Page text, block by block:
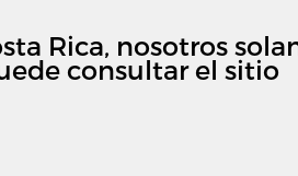
Rica, nosotros
consultar el sitio